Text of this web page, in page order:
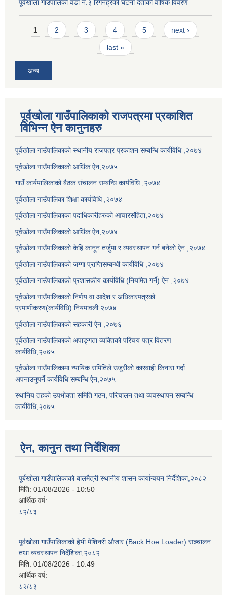
पूर्वखोला गाउँपालिका वडा नं.३ रिंगनेह्रको घटना दर्ताको वार्षिक विवरण
Pages
1 2 3 4 5 next ›
last »
अन्य
पूर्वखोला गाउँपालिकाको राजपत्रमा प्रकाशित
विभिन्न ऐन कानुनहरु
पूर्वखोला गाउँपालिकाको स्थानीय राजपत्र प्रकाशन सम्बन्धि कार्यविधि ,२०७४
पूर्वखोला गाउँपालिकाको आर्थिक ऐन,२०७५
गाउँ कार्यपालिकाको बैठक संचालन सम्बन्धि कार्यविधि ,२०७४
पूर्वखोला गाउँपालिका शिक्षा कार्यविधि ,२०७४
पूर्वखोला गाउँपालिकाका पदाधिकारीहरुको आचारसंहिता,२०७४
पूर्वखोला गाउँपालिकाको आर्थिक ऐन,२०७४
पूर्वखोला गाउँपालिकाको केहि कानून तर्जुमा र व्यवस्थापन गर्न बनेको ऐन ,२०७४
पूर्वखोला गाउँपालिकाको जग्गा प्राप्तिसम्बन्धी कार्यविधि ,२०७४
पूर्वखोला गाउँपालिकाको प्रशासकीय कार्यविधि (नियमित गर्ने) ऐन ,२०७४
पूर्वखोला गाउँपालिकाको निर्णय वा आदेश र अधिकारपत्रको
प्रमाणीकरण(कार्यविधि) नियमावली २०७४
पूर्वखोला गाउँपालिकाको सहकारी ऐन ,२०७६
पूर्वखोला गाउँपालिकाको अपाङ्गता व्यक्तिको परिचय पत्र वितरण
कार्यविधि,२०७५
पूर्वखोला गाउँपालिकामा न्यायिक समितिले उजुरीको कारवाही किनारा गर्दा
अपनाउनुपर्ने कार्यविधि सम्बन्धि ऐन,२०७५
स्थानिय तहको उपभोक्ता समिति गठन, परिचालन तथा व्यवस्थापन सम्बन्धि
कार्यविधि,२०७५
ऐन, कानुन तथा निर्देशिका
पूर्बखोला गाउँपालिकाको बालमैत्री स्थानीय शासन कार्यान्वयन निर्देशिका,२०८२
मिति: 01/08/2026 - 10:50
आर्थिक वर्ष:
८२/८३
पूर्वखोला गाउँपालिकाको हेभी मेशिनरी औजार (Back Hoe Loader) सञ्चालन
तथा व्यवस्थापन निर्देशिका,२०८२
मिति: 01/08/2026 - 10:49
आर्थिक वर्ष:
८२/८३